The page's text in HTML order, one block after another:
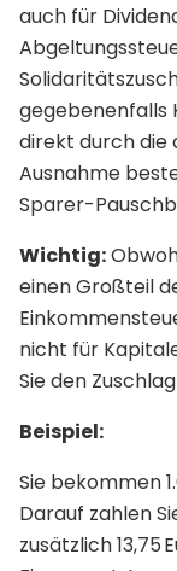
auch für
gegebenenfalls
direkt durch die
Ausnahme
Sparer-
Wichtig:
einen Großteil
nicht für
Sie den
Beispiel:
Sie bekommen
Darauf zahlen
zusätzlich 13,75